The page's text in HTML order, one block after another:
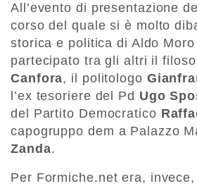
All’evento di presentazione
corso del quale si è molto
storica e politica di Aldo
partecipato tra gli altri il filoso
Canfora, il politologo
l’ex tesoriere del Pd Ugo
del Partito Democratico
capogruppo dem a Palazzo
Zanda.
Per Formiche.net era, invece,